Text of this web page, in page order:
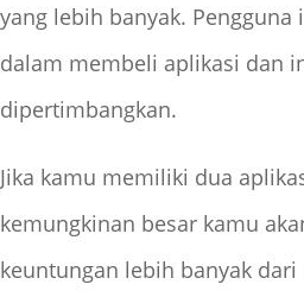
yang lebih banyak. Pengguna
dalam membeli aplikasi dan
dipertimbangkan.
Jika kamu memiliki dua
kemungkinan besar kamu
keuntungan lebih banyak